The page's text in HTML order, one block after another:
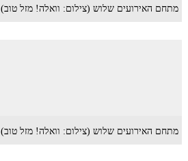
מתחם האירועים שלוש (צילום: וואלה! מזל טוב)
מתחם האירועים שלוש (צילום: וואלה! מזל טוב)